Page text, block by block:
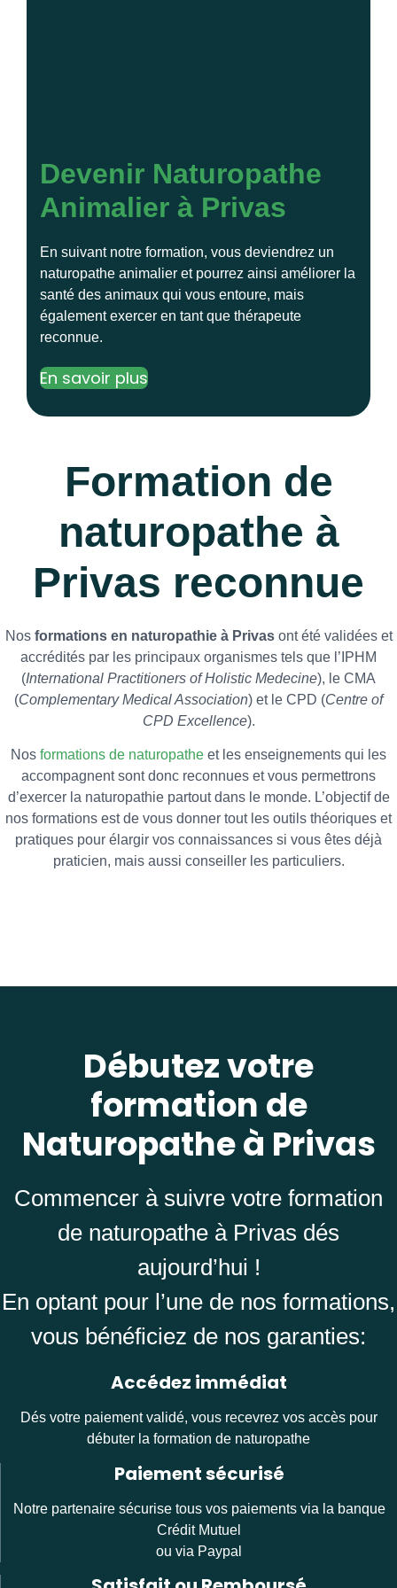
Devenir Naturopathe
Animalier à Privas
En suivant notre formation, vous deviendrez un
naturopathe animalier et pourrez ainsi améliorer la
santé des animaux qui vous entoure, mais
également exercer en tant que thérapeute
reconnue.
En savoir plus
Formation de
naturopathe à
Privas reconnue
Nos formations en naturopathie à Privas ont été validées et
accrédités par les principaux organismes tels que l’IPHM
(International Practitioners of Holistic Medecine), le CMA
(Complementary Medical Association) et le CPD (Centre of
CPD Excellence).
Nos formations de naturopathe et les enseignements qui les
accompagnent sont donc reconnues et vous permettrons
d’exercer la naturopathie partout dans le monde. L’objectif de
nos formations est de vous donner tout les outils théoriques et
pratiques pour élargir vos connaissances si vous êtes déjà
praticien, mais aussi conseiller les particuliers.
Débutez votre
formation de
Naturopathe à Privas
Commencer à suivre votre formation
de naturopathe à Privas dés
aujourd’hui !
En optant pour l’une de nos formations,
vous bénéficiez de nos garanties:
Accédez immédiat
Dés votre paiement validé, vous recevrez vos accès pour
débuter la formation de naturopathe
Paiement sécurisé
Notre partenaire sécurise tous vos paiements via la banque
Crédit Mutuel
ou via Paypal